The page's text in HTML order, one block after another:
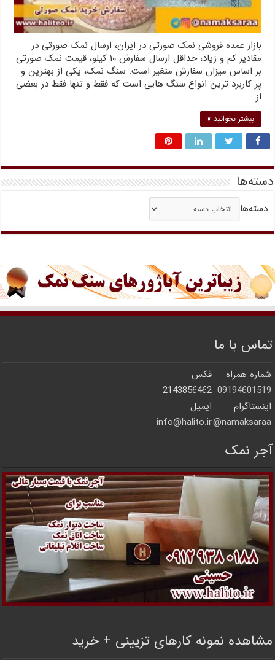
بازار عمده فروشی نمک صورتی در ایران، ارسال نمک صورتی در
مقادیر کم و زیاد، حداقل ارسال سفارش ۱۰ کیلو، قیمت نمک صورتی
بر اساس میزان سفارش متغیر است. سنگ نمک، یکی از بهترین و
پر کاربرد ترین انواع سنگ هایی است که فقط و تنها فقط در بعضی
از …
بیشتر بخوانید »
دسته‌ها
دسته‌ها
تماس با ما
شماره همراه
فکس
09194601519
2143856462
اینستاگرام
ایمیل
namaksaraa@
info@halito.ir
آجر نمک
مشاهده نمونه کارهای تزیینی + خرید